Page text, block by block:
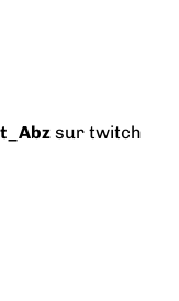
sur twitch